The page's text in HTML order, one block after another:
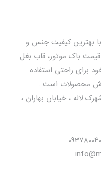
با بهترین کیفیت جنس و
باک موتور، قاب بغل
برای راحتی استفاده
محصولات است .
لاله ، خیابان بهاران ،